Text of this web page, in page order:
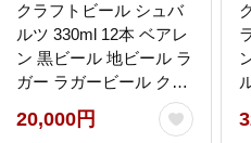
クラフトビール シュバ
ルツ 330ml 12本 ベアレ
ン 黒ビール 地ビール ラ
ガー ラガービール クラ
フトビール くらふとび
ーる 麦酒 ビール お酒
20,000円